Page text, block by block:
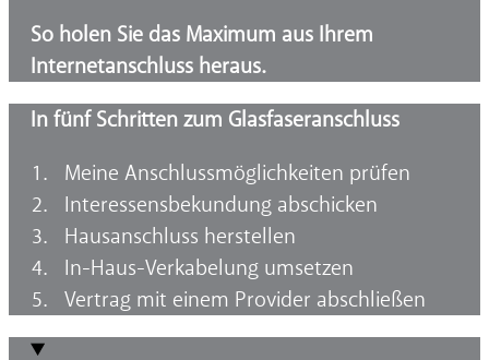
So holen Sie das Maximum aus Ihrem
Internetanschluss heraus.
In fünf Schritten zum Glasfaseranschluss
Meine Anschlussmöglichkeiten prüfen
Interessensbekundung abschicken
Hausanschluss herstellen
In-Haus-Verkabelung umsetzen
Vertrag mit einem Provider abschließen